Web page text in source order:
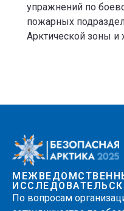
упражнений по
пожарных
Арктической зоны и
По вопросам